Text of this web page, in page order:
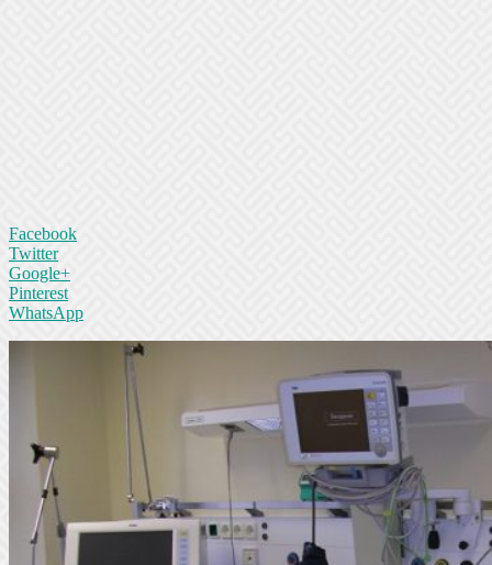
Facebook
Twitter
Google+
Pinterest
WhatsApp